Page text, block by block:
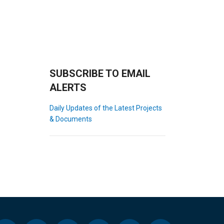
SUBSCRIBE TO EMAIL
ALERTS
Daily Updates of the Latest Projects
& Documents